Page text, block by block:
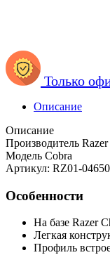
Только
Описание
Описание
Производитель Razer
Модель Cobra
Артикул: RZ01-
Особенности
На базе Razer
Легкая
Профиль